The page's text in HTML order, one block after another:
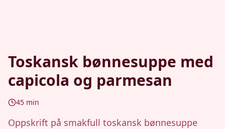
Toskansk bønnesuppe med
capicola og parmesan
45 min
Oppskrift på smakfull toskansk bønnesuppe